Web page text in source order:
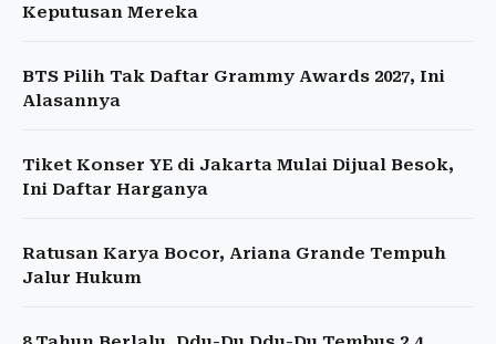
Keputusan Mereka
BTS Pilih Tak Daftar Grammy Awards 2027, Ini
Alasannya
Tiket Konser YE di Jakarta Mulai Dijual Besok,
Ini Daftar Harganya
Ratusan Karya Bocor, Ariana Grande Tempuh
Jalur Hukum